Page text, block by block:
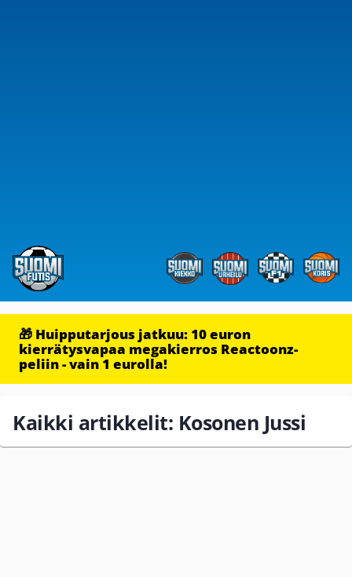
🎁 Huipputarjous jatkuu: 10 euron
kierrätysvapaa megakierros Reactoonz-
peliin - vain 1 eurolla!
Kaikki artikkelit: Kosonen Jussi